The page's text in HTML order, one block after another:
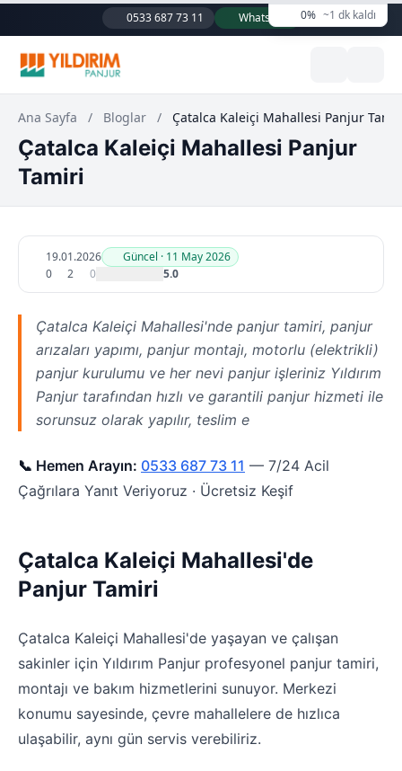
0533 687 73 11 WhatsApp 0% ~1 dk kaldı
Ana Sayfa / Bloglar / Çatalca Kaleiçi Mahallesi Panjur
Çatalca Kaleiçi Mahallesi Panjur
Tamiri
19.01.2026
Güncel · 11 May 2026
0
2 0 5.0
Çatalca Kaleiçi Mahallesi'nde panjur tamiri, panjur
arızaları yapımı, panjur montajı, motorlu (elektrikli)
panjur kurulumu ve her nevi panjur işleriniz Yıldırım
Panjur tarafından hızlı ve garantili panjur hizmeti ile
sorunsuz olarak yapılır, teslim e
📞 Hemen Arayın: 0533 687 73 11 — 7/24 Acil
Çağrılara Yanıt Veriyoruz · Ücretsiz Keşif
Çatalca Kaleiçi Mahallesi'de
Panjur Tamiri
Çatalca Kaleiçi Mahallesi'de yaşayan ve çalışan
sakinler için Yıldırım Panjur profesyonel panjur tamiri,
montajı ve bakım hizmetlerini sunuyor. Merkezi
konumu sayesinde, çevre mahallelere de hızlıca
ulaşabilir, aynı gün servis verebiliriz.